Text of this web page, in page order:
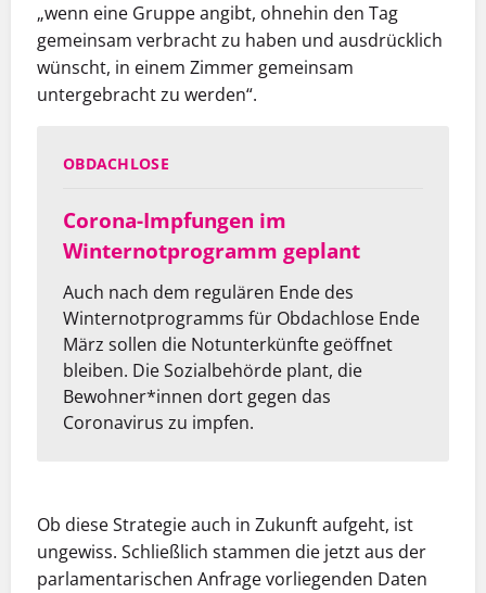
„wenn eine Gruppe angibt, ohnehin den Tag
gemeinsam verbracht zu haben und ausdrücklich
wünscht, in einem Zimmer gemeinsam
untergebracht zu werden“.
OBDACHLOSE
Corona-Impfungen im
Winternotprogramm geplant
Auch nach dem regulären Ende des
Winternotprogramms für Obdachlose Ende
März sollen die Notunterkünfte geöffnet
bleiben. Die Sozialbehörde plant, die
Bewohner*innen dort gegen das
Coronavirus zu impfen.
Ob diese Strategie auch in Zukunft aufgeht, ist
ungewiss. Schließlich stammen die jetzt aus der
parlamentarischen Anfrage vorliegenden Daten